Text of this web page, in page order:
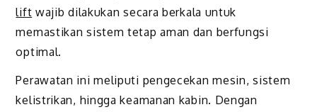
lift wajib dilakukan secara berkala untuk
memastikan sistem tetap aman dan berfungsi
optimal.
Perawatan ini meliputi pengecekan mesin, sistem
kelistrikan, hingga keamanan kabin. Dengan